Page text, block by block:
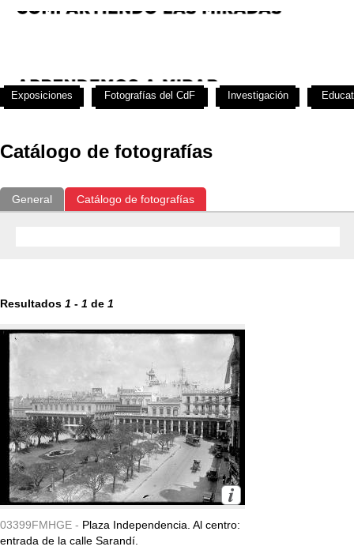
Catálogo de fotografías
General Catálogo de fotografías
Resultados 1 - 1 de 1
03399FMHGE - Plaza Independencia. Al centro:
entrada de la calle Sarandí.
Exposiciones Fotografías del CdF Investigación